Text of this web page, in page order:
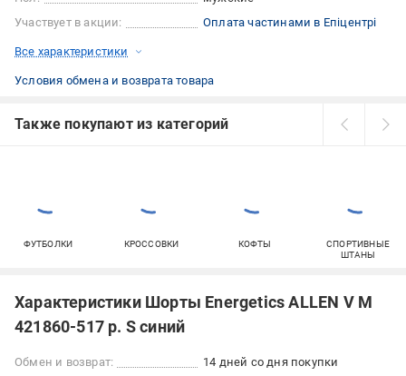
Участвует в акции:
Оплата частинами в Епіцентрі
Все характеристики
Условия обмена и возврата товара
Также покупают из категорий
ФУТБОЛКИ КРОССОВКИ КОФТЫ
СПОРТИВНЫЕ
ШТАНЫ
Характеристики Шорты Energetics ALLEN V M
421860-517 р. S синий
Обмен и возврат: 14 дней со дня покупки